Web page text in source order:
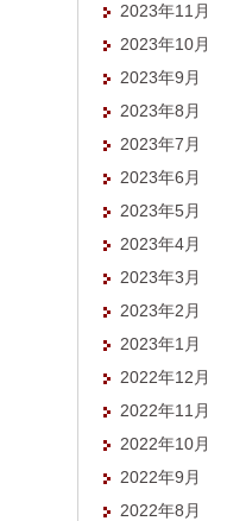
2023年11月
2023年10月
2023年9月
2023年8月
2023年7月
2023年6月
2023年5月
2023年4月
2023年3月
2023年2月
2023年1月
2022年12月
2022年11月
2022年10月
2022年9月
2022年8月